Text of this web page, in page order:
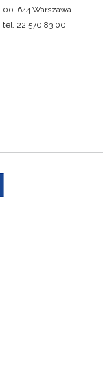
00-644 Warszawa
tel. 22 570 83 00